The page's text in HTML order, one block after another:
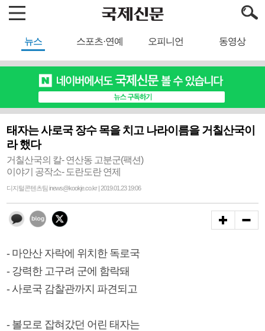
뉴스 스포츠·연예 오피니언 동영상
태자는 사로국 장수 목을 치고 나라이름을 거칠산국이
라 했다
거칠산국의 칼- 연산동 고분군(팩션)
이야기 공작소- 도란도란 연제
디지털콘텐츠팀 inews@kookje.co.kr | 2019.01.23 19:06
- 마안산 자락에 위치한 독로국
- 강력한 고구려 군에 함락돼
- 사로국 감찰관까지 파견되고
- 볼모로 잡혀갔던 어린 태자는